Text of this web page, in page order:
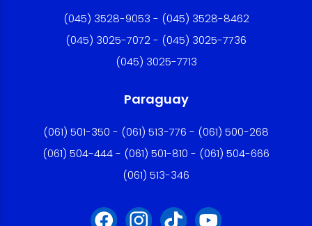
(045) 3528-9053 - (045) 3528-8462
(045) 3025-7072 - (045) 3025-7736
(045) 3025-7713
Paraguay
(061) 501-350 - (061) 513-776 - (061) 500-268
(061) 504-444 - (061) 501-810 - (061) 504-666
(061) 513-346